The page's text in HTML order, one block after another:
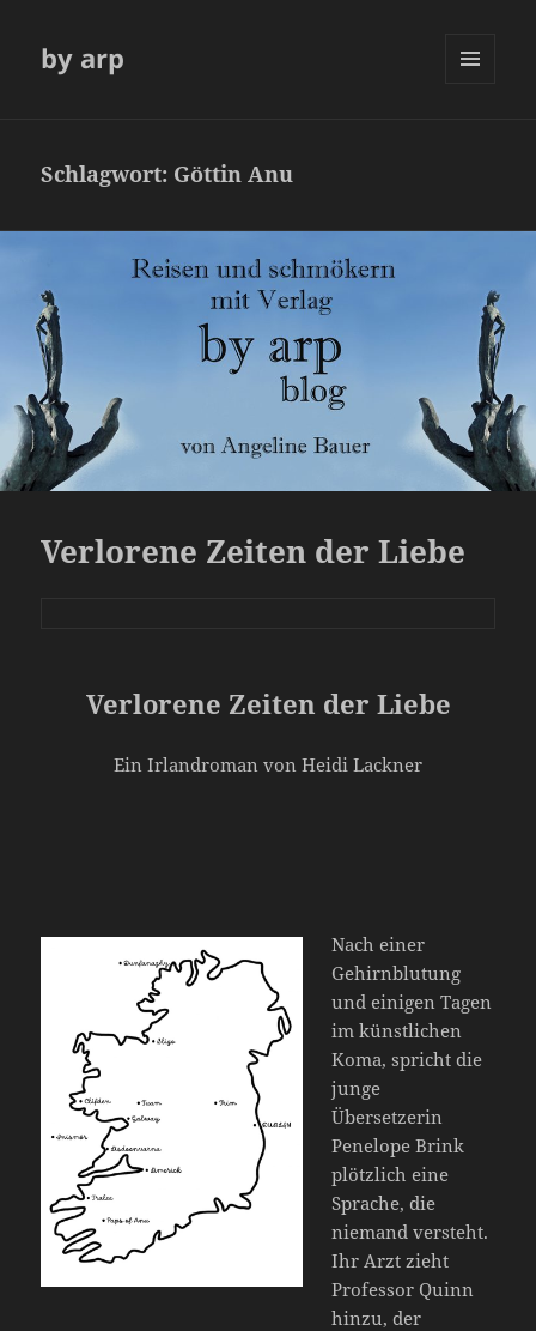
by arp
Schlagwort: Göttin Anu
Verlorene Zeiten der Liebe
Verlorene Zeiten der Liebe
Ein Irlandroman von Heidi Lackner
Nach einer
Gehirnblutung
und einigen Tagen
im künstlichen
Koma, spricht die
junge
Übersetzerin
Penelope Brink
plötzlich eine
Sprache, die
niemand versteht.
Ihr Arzt zieht
Professor Quinn
hinzu, der